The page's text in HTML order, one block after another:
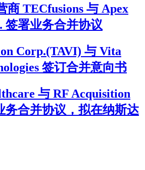
商 TECfusions 与 Apex
签署业务合并协议
Corp.(TAVI) 与 Vita
签订合并意向书
与 RF Acquisition
合并协议，拟在纳斯达